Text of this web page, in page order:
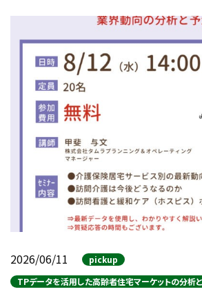
2026/06/11
pickup
TPデータを活用した高齢者住宅マーケットの分析